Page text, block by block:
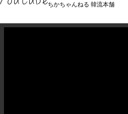
ちかちゃんねる 韓流本舗